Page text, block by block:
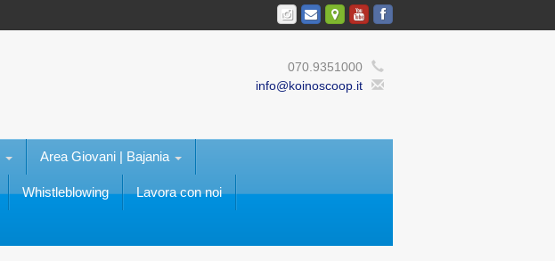
070.9351000
info@koinoscoop.it
Area Giovani | Bajania
Whistleblowing Lavora con noi